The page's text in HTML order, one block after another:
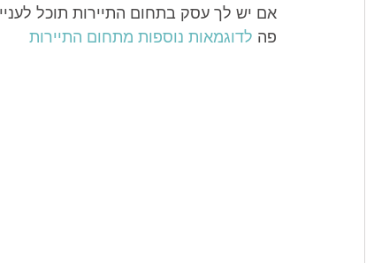
אם יש לך עסק בתחום התיירות תוכל
פה לדוגמאות נוספות מתחום התיירות